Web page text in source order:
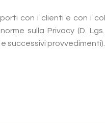
con i clienti e con i
sulla Privacy (D.
successivi provvedimenti).